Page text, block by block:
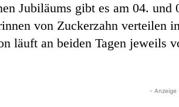
Jubiläums gibt es am 04.
von Zuckerzahn verteilen
läuft an beiden Tagen jeweils
- Anzeige